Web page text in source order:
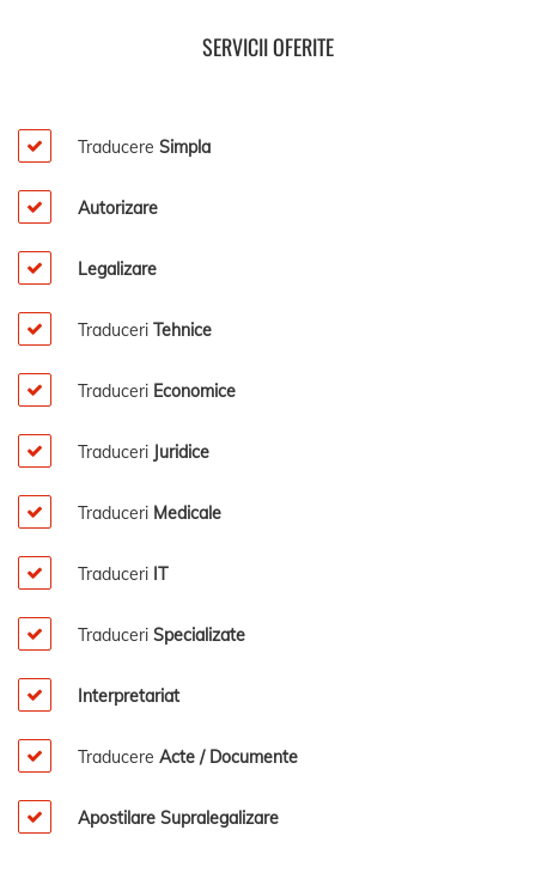
SERVICII OFERITE
Traducere Simpla
Autorizare
Legalizare
Traduceri Tehnice
Traduceri Economice
Traduceri Juridice
Traduceri Medicale
Traduceri IT
Traduceri Specializate
Interpretariat
Traducere Acte / Documente
Apostilare Supralegalizare